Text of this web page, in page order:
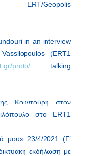
ERT/Geopolis
in an interview
(ERT1
proto/talking
Κουντούρη στον
στο ERT1
μου» 23/4/2021 (Γ’
εκδήλωση με